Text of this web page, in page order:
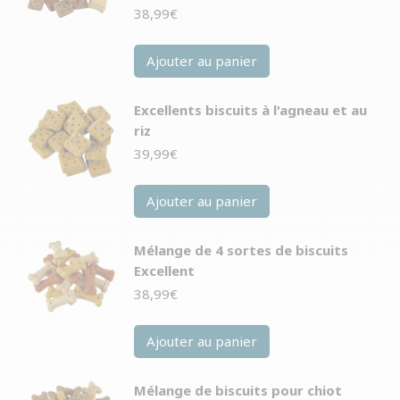
38,99€
Ajouter au panier
Excellents biscuits à l'agneau et au
riz
39,99€
Ajouter au panier
Mélange de 4 sortes de biscuits
Excellent
38,99€
Ajouter au panier
Mélange de biscuits pour chiot